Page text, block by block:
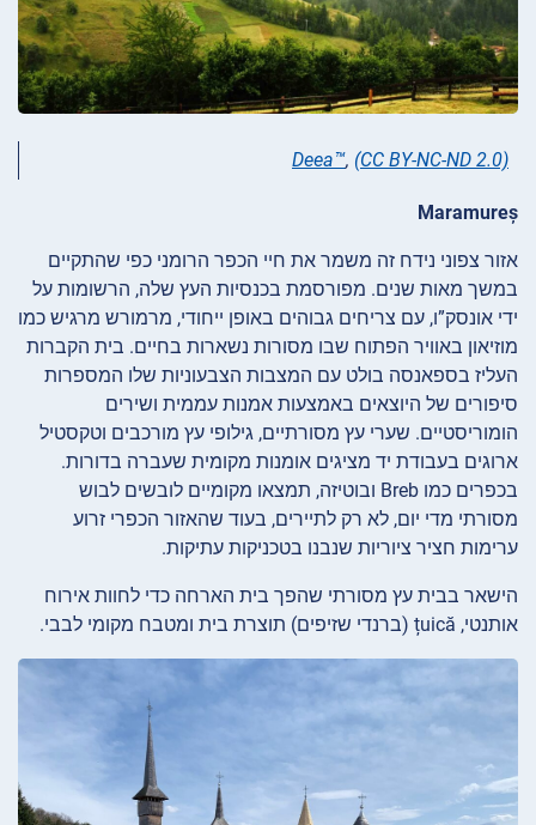
Deea™, (CC BY-NC-ND 2.0)
Maramureș
אזור צפוני נידח זה משמר את חיי הכפר הרומני כפי שהתקיים
במשך מאות שנים. מפורסמת בכנסיות העץ שלה, הרשומות על
ידי אונסק”ו, עם צריחים גבוהים באופן ייחודי, מרמורש מרגיש כמו
מוזיאון באוויר הפתוח שבו מסורות נשארות בחיים. בית הקברות
העליז בספאנסה בולט עם המצבות הצבעוניות שלו המספרות
סיפורים של היוצאים באמצעות אמנות עממית ושירים
הומוריסטיים. שערי עץ מסורתיים, גילופי עץ מורכבים וטקסטיל
ארוגים בעבודת יד מציגים אומנות מקומית שעברה בדורות.
בכפרים כמו Breb ובוטיזה, תמצאו מקומיים לובשים לבוש
מסורתי מדי יום, לא רק לתיירים, בעוד שהאזור הכפרי זרוע
ערימות חציר ציוריות שנבנו בטכניקות עתיקות.
הישאר בבית עץ מסורתי שהפך בית הארחה כדי לחוות אירוח
אותנטי, țuică (ברנדי שזיפים) תוצרת בית ומטבח מקומי לבבי.